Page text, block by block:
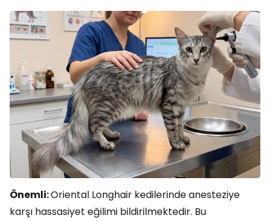
Önemli:Oriental Longhair kedilerinde anesteziye
karşı hassasiyet eğilimi bildirilmektedir. Bu